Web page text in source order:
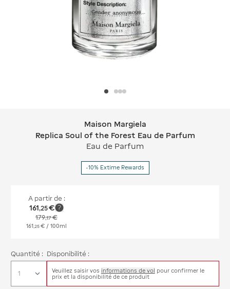
Maison Margiela Replica Soul of the
Maison Margiela
Replica Soul of the Forest Eau de Parfum
Eau de Parfum
-10% Extime Rewards
A partir de :
161,25€
179,17€
161 25 € / 100ml
Quantité : Disponibilité :
Veuillez saisir vos informations de vol pour confirmer le
prix et la disponibilité de ce produit